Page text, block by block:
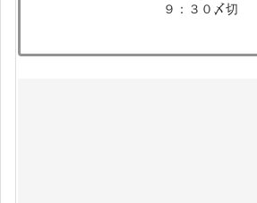
９：３０〆切